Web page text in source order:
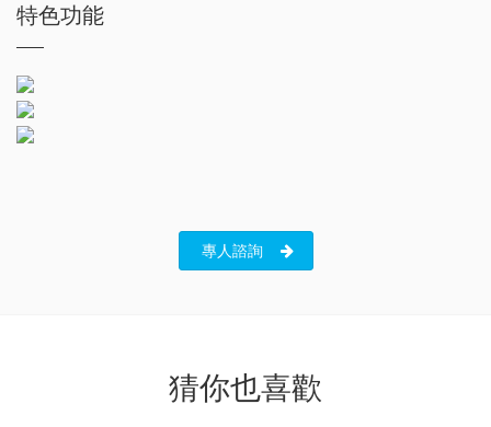
特色功能
專人諮詢
猜你也喜歡